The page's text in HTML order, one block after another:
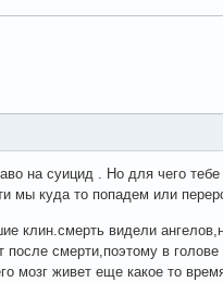
на суицид . Но для чего тебе
мы куда то попадем или
клин.смерть видели
смерти,поэтому в голове
мозг живет еще какое то